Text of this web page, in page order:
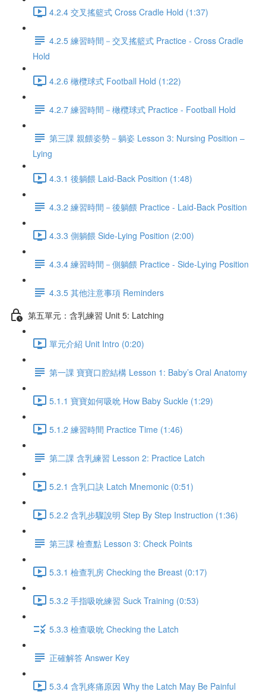
4.2.4 交叉搖籃式 Cross Cradle Hold (1:37)
4.2.5 練習時間－交叉搖籃式 Practice - Cross Cradle
Hold
4.2.6 橄欖球式 Football Hold (1:22)
4.2.7 練習時間－橄欖球式 Practice - Football Hold
第三課 親餵姿勢－躺姿 Lesson 3: Nursing Position –
Lying
4.3.1 後躺餵 Laid-Back Position (1:48)
4.3.2 練習時間－後躺餵 Practice - Laid-Back Position
4.3.3 側躺餵 Side-Lying Position (2:00)
4.3.4 練習時間－側躺餵 Practice - Side-Lying Position
4.3.5 其他注意事項 Reminders
第五單元：含乳練習 Unit 5: Latching
單元介紹 Unit Intro (0:20)
第一課 寶寶口腔結構 Lesson 1: Baby’s Oral Anatomy
5.1.1 寶寶如何吸吮 How Baby Suckle (1:29)
5.1.2 練習時間 Practice Time (1:46)
第二課 含乳練習 Lesson 2: Practice Latch
5.2.1 含乳口訣 Latch Mnemonic (0:51)
5.2.2 含乳步驟說明 Step By Step Instruction (1:36)
第三課 檢查點 Lesson 3: Check Points
5.3.1 檢查乳房 Checking the Breast (0:17)
5.3.2 手指吸吮練習 Suck Training (0:53)
5.3.3 檢查吸吮 Checking the Latch
正確解答 Answer Key
5.3.4 含乳疼痛原因 Why the Latch May Be Painful